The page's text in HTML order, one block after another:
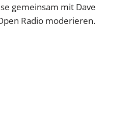
gemeinsam mit Dave
Radio moderieren.